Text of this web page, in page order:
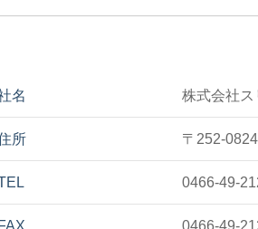
名 株式会社ス
所 〒252-
0466-49-
FAX 0466-49-